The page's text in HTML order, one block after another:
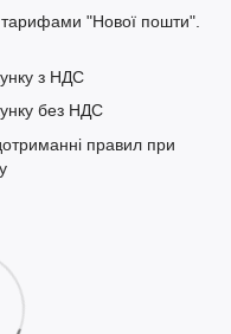
"Нової пошти".
з НДС
без НДС
правил при